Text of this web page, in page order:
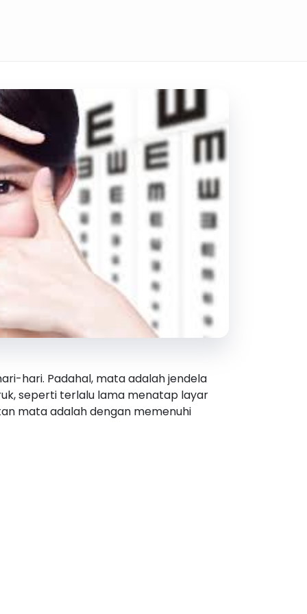
hari. Padahal, mata adalah jendela
seperti terlalu lama menatap layar
mata adalah dengan memenuhi